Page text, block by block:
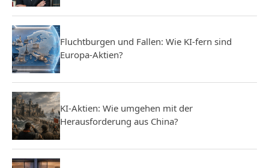
Fluchtburgen und Fallen: Wie KI-fern sind
Europa-Aktien?
KI-Aktien: Wie umgehen mit der
Herausforderung aus China?